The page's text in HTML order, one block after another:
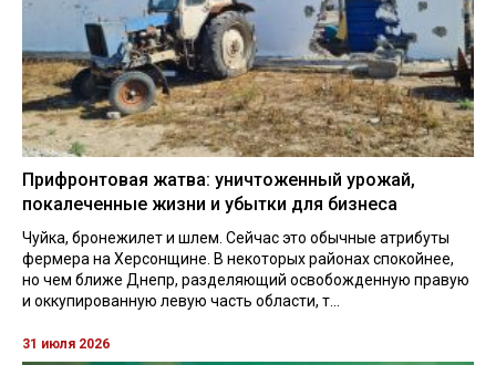
Прифронтовая жатва: уничтоженный урожай,
покалеченные жизни и убытки для бизнеса
Чуйка, бронежилет и шлем. Сейчас это обычные атрибуты
фермера на Херсонщине. В некоторых районах спокойнее,
но чем ближе Днепр, разделяющий освобожденную правую
и оккупированную левую часть области, т...
31 июля 2026